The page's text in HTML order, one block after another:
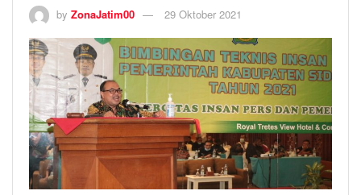
by ZonaJatim00 29 Oktober 2021